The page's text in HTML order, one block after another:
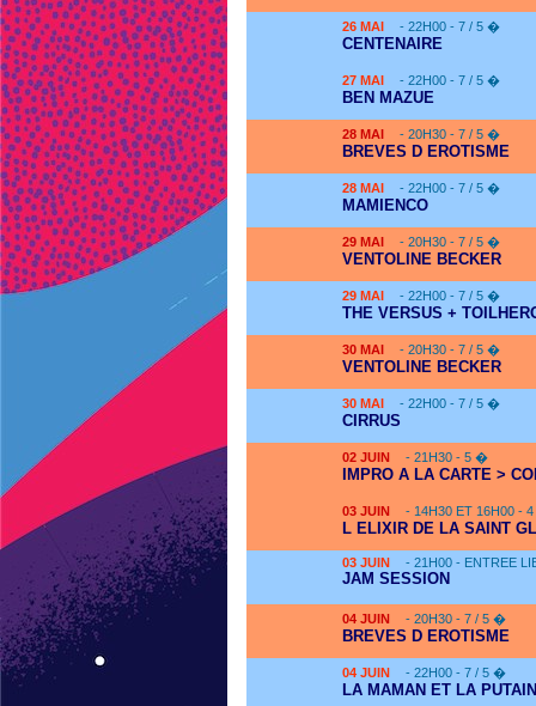
26 MAI - 22H00 - 7 / 5 �
CENTENAIRE
27 MAI - 22H00 - 7 / 5 �
BEN MAZUE
28 MAI - 20H30 - 7 / 5 �
BREVES D EROTISME
28 MAI - 22H00 - 7 / 5 �
MAMIENCO
29 MAI - 20H30 - 7 / 5 �
VENTOLINE BECKER
29 MAI - 22H00 - 7 / 5 �
THE VERSUS +
30 MAI - 20H30 - 7 / 5 �
VENTOLINE BECKER
30 MAI - 22H00 - 7 / 5 �
CIRRUS
02 JUIN - 21H30 - 5 �
IMPRO A LA CARTE >
03 JUIN - 14H30 ET 16H00 -
L ELIXIR DE LA SAINT
03 JUIN - 21H00 - ENTREE
JAM SESSION
04 JUIN - 20H30 - 7 / 5 �
BREVES D EROTISME
04 JUIN - 22H00 - 7 / 5 �
LA MAMAN ET LA PUTAIN